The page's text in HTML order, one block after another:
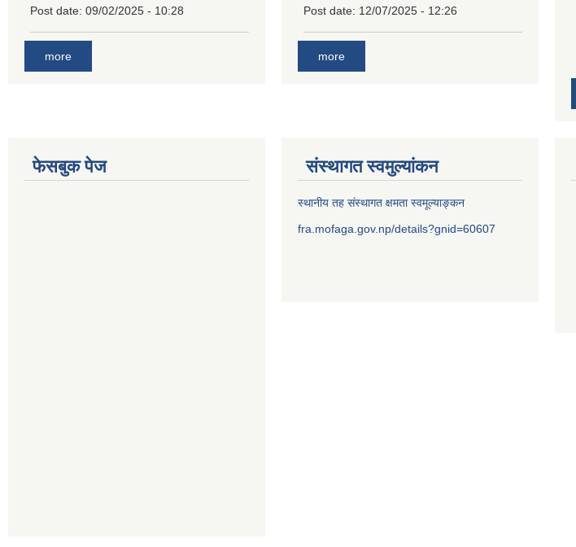
Post date: 09/02/2025 - 10:28
more
Post date: 12/07/2025 - 12:26
more
फेसबुक पेज संस्थागत स्वमुल्यांकन
स्थानीय तह संस्थागत क्षमता स्वमूल्याङ्कन
fra.mofaga.gov.np/details?gnid=60607